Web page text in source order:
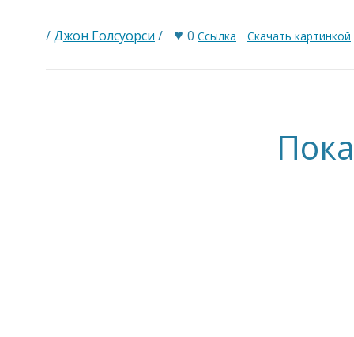
/Джон Голсуорси / ♥ 0 Ссылка Скачать картинкой